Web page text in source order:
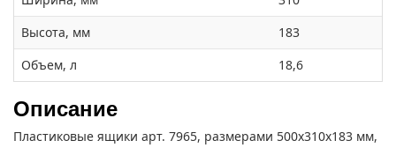
Высота, мм
183
Объем, л
18,6
Описание
Пластиковые ящики арт. 7965, размерами 500х310х183 мм,